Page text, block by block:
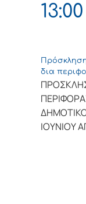
13:00
Πρόσκληση
δια
ΙΟΥΝΙΟΥ